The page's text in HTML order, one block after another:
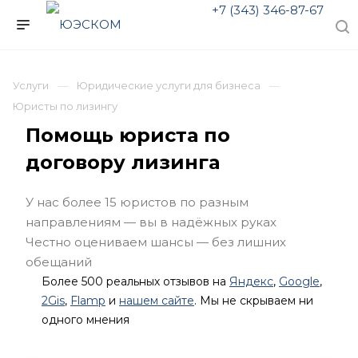
+7 (343) 346-87-67
Услуги
Юридические услуги для бизнеса
Юристы по лизингу
Помощь юриста по
договору лизинга
У нас более 15 юристов по разным
направлениям — вы в надёжных руках
Честно оцениваем шансы — без лишних
обещаний
Более 500 реальных отзывов на Яндекс, Google,
2Gis, Flamp и нашем сайте. Мы не скрываем ни
одного мнения